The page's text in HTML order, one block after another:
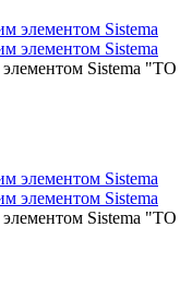
Sistema "TO
Sistema "TO